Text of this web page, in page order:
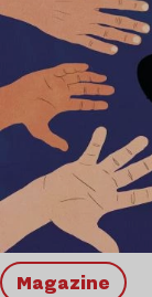
magazine